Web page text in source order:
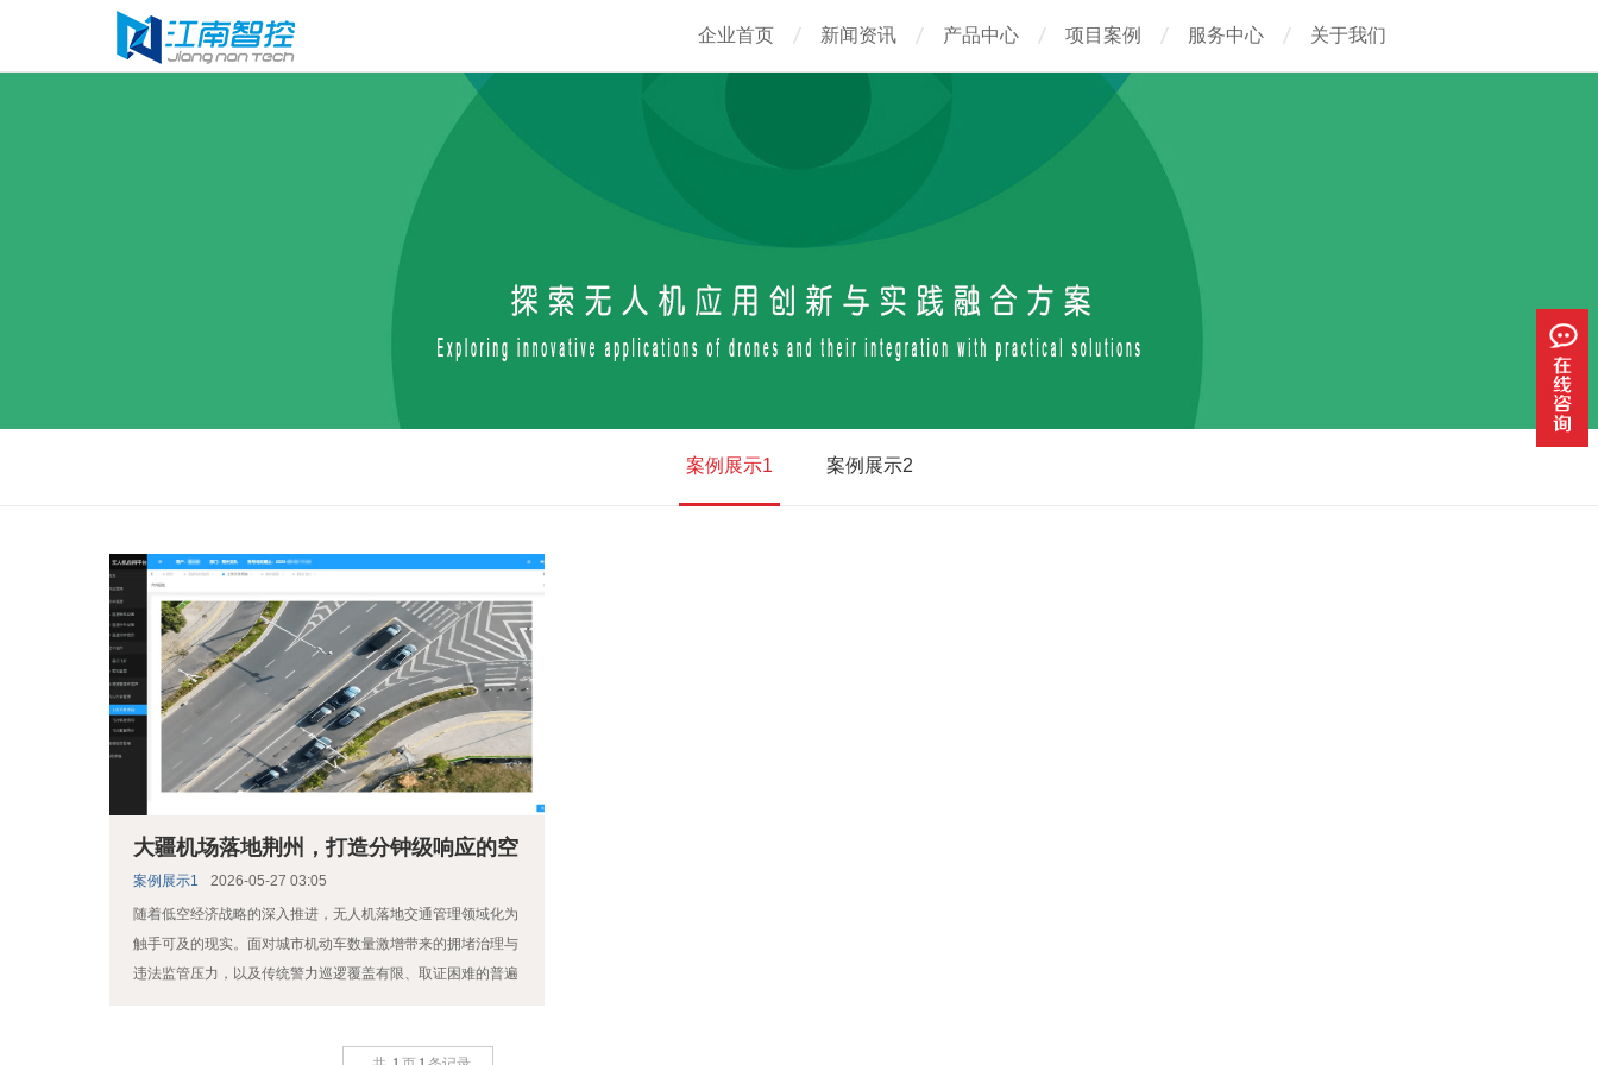
企业首页 新闻资讯 产品中心 项目案例 服务中心 关于我们
案例展示1 案例展示2
大疆机场落地荆州，打造分钟级响应的空
中智慧
案例展示1
2026-05-27 03:05
随着低空经济战略的深入推进，无人机落地交通管理领域化为
触手可及的现实。面对城市机动车数量激增带来的拥堵治理与
违法监管压力，以及传统警力巡逻覆盖有限、取证困难的普遍